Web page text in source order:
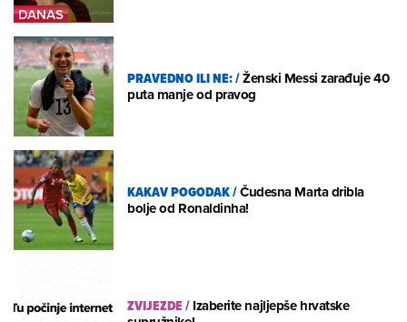
PRAVEDNO ILI NE:/Ženski Messi zarađuje 40
puta manje od pravog
KAKAV POGODAK/Čudesna Marta dribla
bolje od Ronaldinha!
ZVIJEZDE/Izaberite najljepše hrvatske